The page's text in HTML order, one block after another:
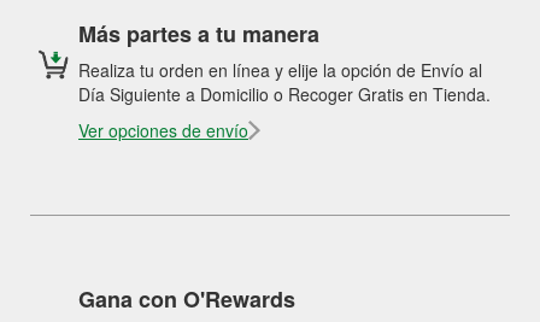
Más partes a tu manera
Realiza tu orden en línea y elije la opción de Envío al
Día Siguiente a Domicilio o Recoger Gratis en Tienda.
Ver opciones de envío
Gana con O'Rewards